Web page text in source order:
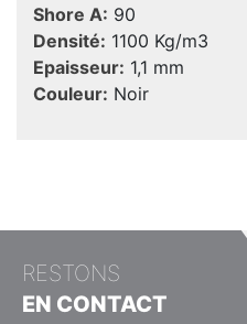
Shore A: 90
Densité: 1100 Kg/m3
Epaisseur: 1,1 mm
Couleur: Noir
RESTONS
EN CONTACT